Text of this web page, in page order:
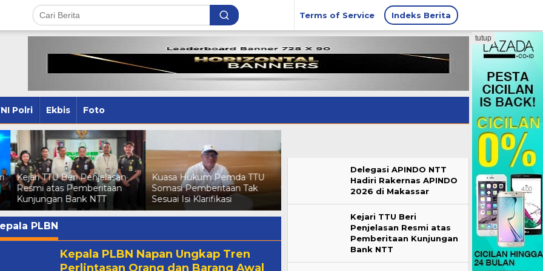
Terms of Service Indeks Berita
Polri Ekbis Foto
tutup
Kejari TTU Beri Penjelasan
Resmi atas Pemberitaan
Kunjungan Bank NTT
Kuasa Hukum Pemda TTU
Somasi Pemberitaan Tak
Sesuai Isi Klarifikasi
Hore! Pertamina Turunkan
Harga BBM Non-subsidi di
OPINI: Mengurai Penalaran
Hukum dalam Putusan
Badan Kehormatan DPRD
PLBN
Kepala PLBN Napan Ungkap Tren
Perlintasan Orang dan Barang Awal
Delegasi APINDO NTT
Hadiri Rakernas APINDO
2026 di Makassar
Kejari TTU Beri
Penjelasan Resmi atas
Pemberitaan Kunjungan
Bank NTT